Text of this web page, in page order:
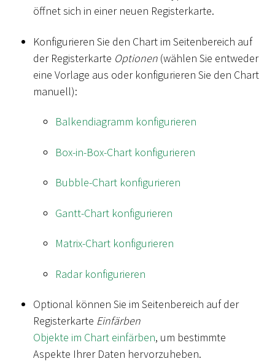
öffnet sich in einer neuen Registerkarte.
Konfigurieren Sie den Chart im Seitenbereich auf
der Registerkarte Optionen (wählen Sie entweder
eine Vorlage aus oder konfigurieren Sie den Chart
manuell):
Balkendiagramm konfigurieren
Box-in-Box-Chart konfigurieren
Bubble-Chart konfigurieren
Gantt-Chart konfigurieren
Matrix-Chart konfigurieren
Radar konfigurieren
Optional können Sie im Seitenbereich auf der
Registerkarte Einfärben
Objekte im Chart einfärben, um bestimmte
Aspekte Ihrer Daten hervorzuheben.